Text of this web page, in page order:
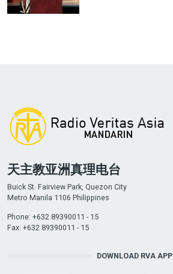
天主教亚洲真理电台
Buick St. Fairview Park, Quezon City
Metro Manila 1106 Philippines
Phone: +632 89390011 - 15
Fax: +632 89390011 - 15
DOWNLOAD RVA APP